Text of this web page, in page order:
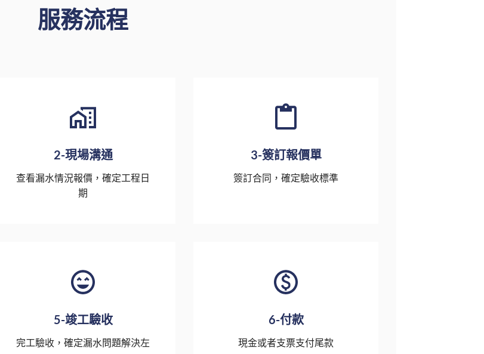
服務流程
2-現場溝通
查看漏水情況報價，確定工程日
期
3-簽訂報價單
簽訂合同，確定驗收標準
5-竣工驗收
完工驗收，確定漏水問題解決左
6-付款
現金或者支票支付尾款